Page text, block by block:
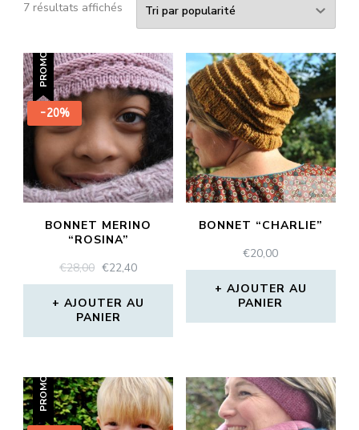
7 résultats affichés
par
PROMO !
-20%
BONNET MERINO
“ROSINA”
€28,00 LE
PRIX
INITIAL
ÉTAIT :
€28,00.
€22,40LE
PRIX
ACTUEL
€22,40.
AJOUTER AU
PANIER
BONNET “CHARLIE”
€20,00
AJOUTER AU
PANIER
PROMO !